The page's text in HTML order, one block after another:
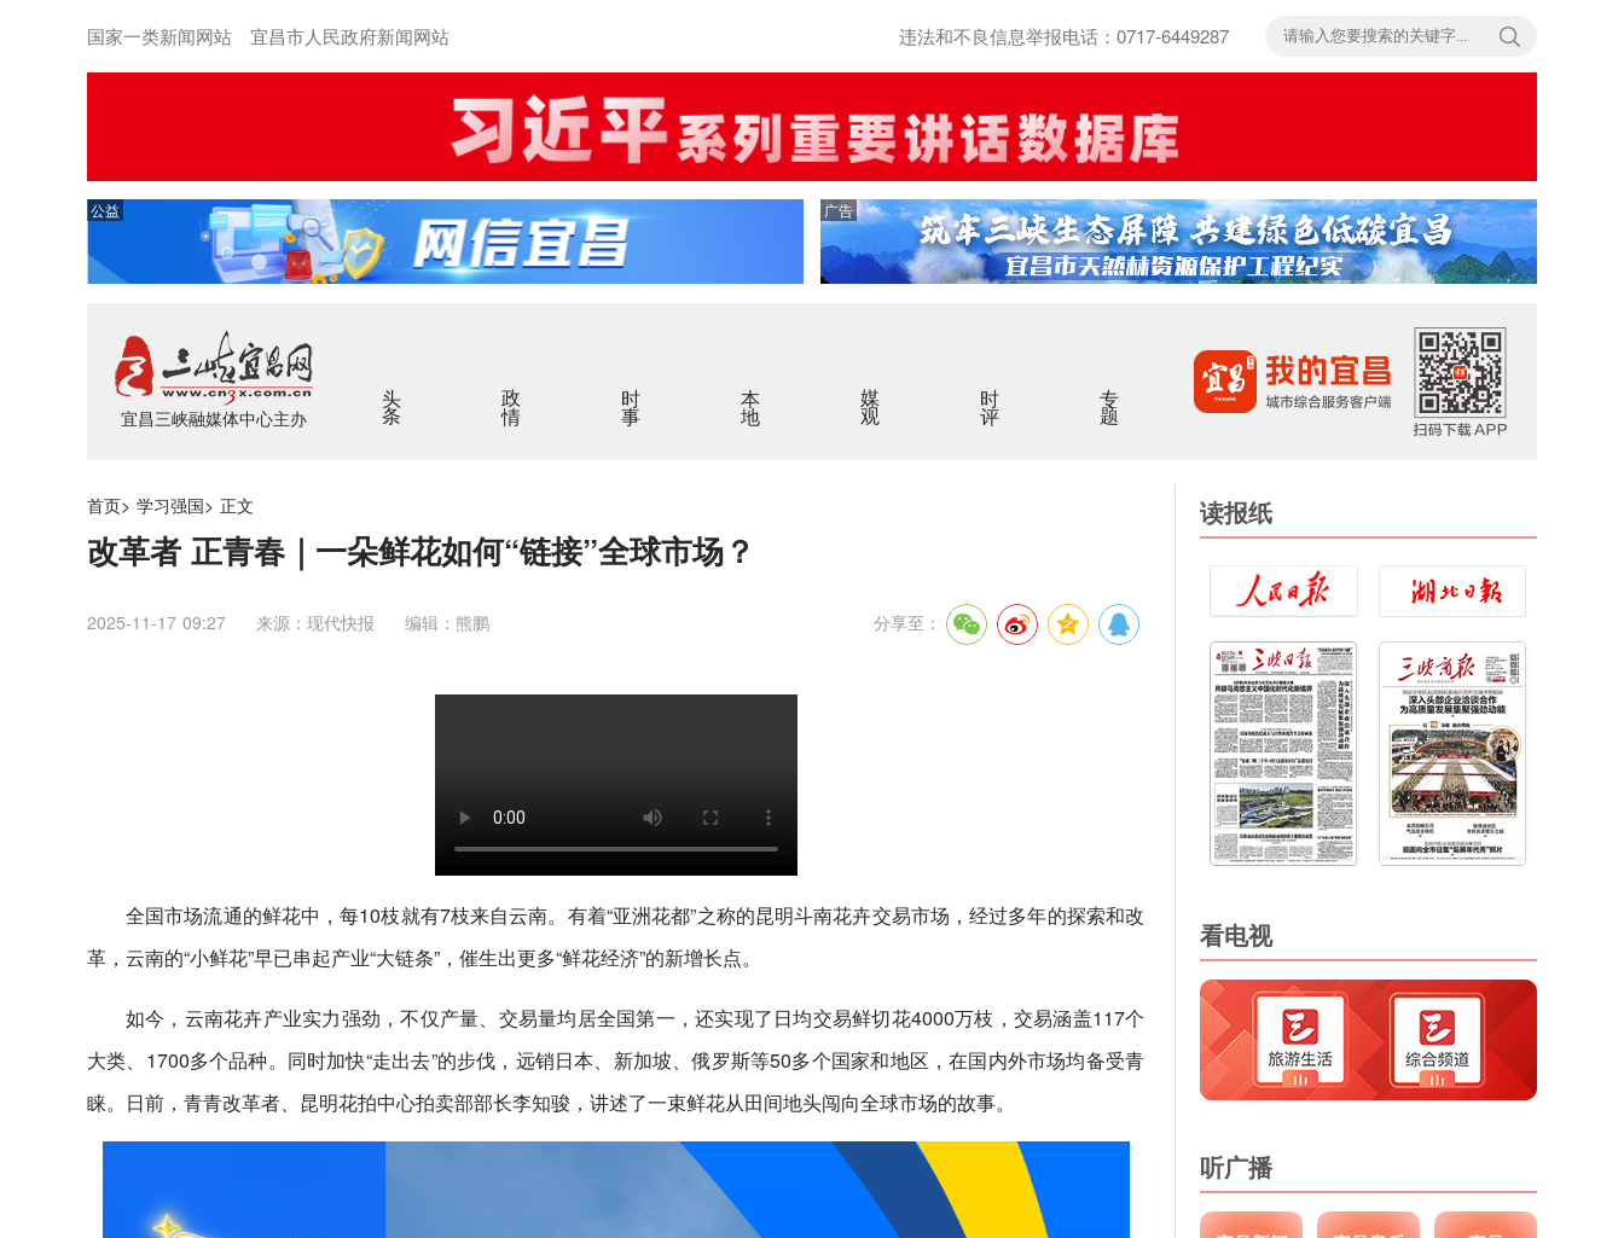
国家一类新闻网站 宜昌市人民政府新闻网站 违法和不良信息举报电话：0717-6449287
公益 广告
宜昌三峡融媒体中心主办
头条 政情 时事 本地 媒观 时评 专题
首页> 学习强国> 正文
改革者 正青春｜一朵鲜花如何“链接”全球市场？
2025-11-17 09:27 来源：现代快报 编辑：熊鹏 分享至：
全国市场流通的鲜花中，每10枝就有7枝来自云南。有着“亚洲花都”之称的昆明斗南花卉交易市场，经过多年的探索和改
革，云南的“小鲜花”早已串起产业“大链条”，催生出更多“鲜花经济”的新增长点。
如今，云南花卉产业实力强劲，不仅产量、交易量均居全国第一，还实现了日均交易鲜切花4000万枝，交易涵盖117个
大类、1700多个品种。同时加快“走出去”的步伐，远销日本、新加坡、俄罗斯等50多个国家和地区，在国内外市场均备受青
睐。日前，青青改革者、昆明花拍中心拍卖部部长李知骏，讲述了一束鲜花从田间地头闯向全球市场的故事。
读报纸
看电视
听广播